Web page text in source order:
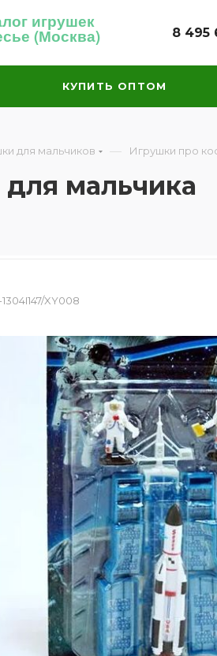
игрушек
(Москва) 8 495
КУПИТЬ ОПТОМ
для мальчиков — Игрушки про
мальчика
1304I147/XY008